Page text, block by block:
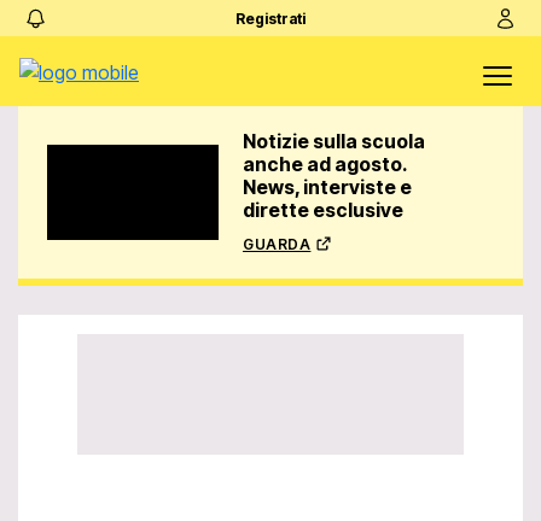
Registrati
Notizie sulla scuola
anche ad agosto.
News, interviste e
dirette esclusive
guarda